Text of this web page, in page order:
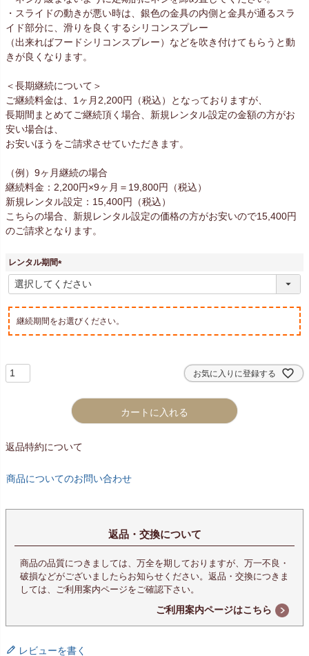
・スライドの動きが悪い時は、銀色の金具の内側と金具が通るスラ
イド部分に、滑りを良くするシリコンスプレー
（出来ればフードシリコンスプレー）などを吹き付けてもらうと動
きが良くなります。
＜長期継続について＞
ご継続料金は、1ヶ月2,200円（税込）となっておりますが、
長期間まとめてご継続頂く場合、新規レンタル設定の金額の方がお
安い場合は、
お安いほうをご請求させていただきます。
（例）9ヶ月継続の場合
継続料金：2,200円×9ヶ月＝19,800円（税込）
新規レンタル設定：15,400円（税込）
こちらの場合、新規レンタル設定の価格の方がお安いので15,400円
のご請求となります。
レンタル期間
(
必
継続期間をお選びください。
お気に入りに登録する
カートに入れる
返品特約について
商品についてのお問い合わせ
返品・交換について
商品の品質につきましては、万全を期しておりますが、万一不良・
破損などがございましたらお知らせください。返品・交換につきま
しては、ご利用案内ページをご確認下さい。
ご利用案内ページはこちら
レビューを書く